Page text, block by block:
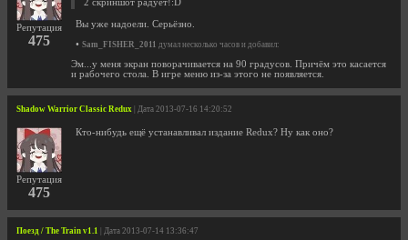
Репутация
475
2 скриншот радует!:D
Вы уже надоели. Серьёзно.
• Sam_FISHER_2011 думал несколько часов и добавил:
Эм...у меня экран поворачивается на 90 градусов. Причём это касается
и рабочего стола. В игре меню из-за этого не появляется.
Shadow Warrior Classic Redux | Дата 2013-07-16 14:20:52
Репутация
475
Кто-нибудь ещё устанавливал издание Redux? Ну как оно?
Поезд / The Train v1.1 | Дата 2013-07-14 13:36:47